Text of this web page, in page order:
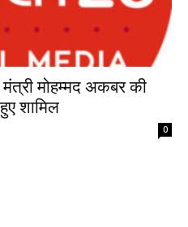
मोहम्मद अकबर की
शामिल
0